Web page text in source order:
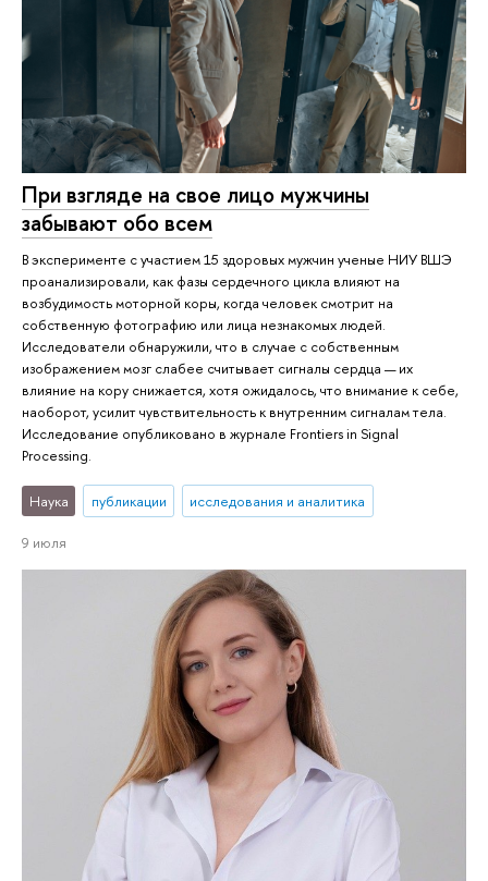
При взгляде на свое лицо мужчины
забывают обо всем
В эксперименте с участием 15 здоровых мужчин ученые НИУ ВШЭ
проанализировали, как фазы сердечного цикла влияют на
возбудимость моторной коры, когда человек смотрит на
собственную фотографию или лица незнакомых людей.
Исследователи обнаружили, что в случае с собственным
изображением мозг слабее считывает сигналы сердца — их
влияние на кору снижается, хотя ожидалось, что внимание к себе,
наоборот, усилит чувствительность к внутренним сигналам тела.
Исследование опубликовано в журнале Frontiers in Signal
Processing.
Наука публикации исследования и аналитика
9 июля